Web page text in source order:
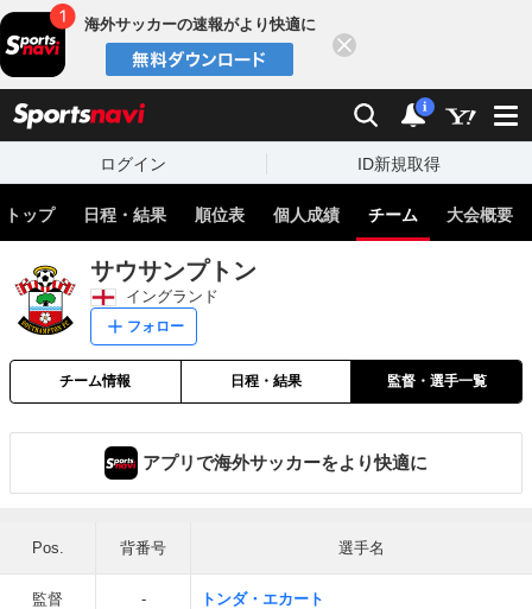
海外サッカーの速報がより快適に
検索 通知
i
ログイン ID新規取得
トップ 日程・結果 順位表 個人成績 チーム 大会概要
サウサンプトン
イングランド
フォロー
チーム情報 日程・結果 監督・選手一覧
アプリで海外サッカーをより快適に
Pos. 背番号 選手名
監督 - トンダ・エカート